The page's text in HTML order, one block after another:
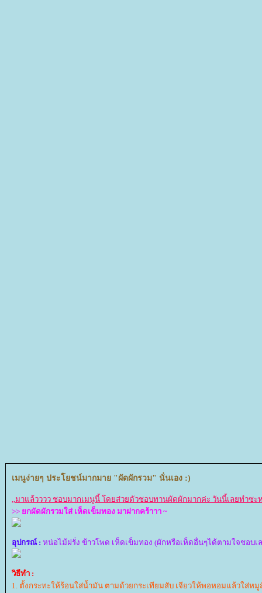
เมนูง่ายๆ ประโยชน์มากมาย "ผัดผักรวม" นั่นเอง :)
,,มาแล้วววว ชอบมากเมนูนี้ โดยส่วยตัวชอบทานผัดผักมากค่ะ วันนี้เลยทำซ
>> ยกผัดผักรวมใส่ เห็ดเข็มทอง มาฝากคร้าาา ~
อุปกรณ์ : หน่อไม้ฝรั่ง ข้าวโพด เห็ดเข็มทอง (ผักหรือเห็ดอื่นๆได้ตามใจชอบเ
วิธีทำ :
1. ตั้งกระทะให้ร้อนใส่น้ำมัน ตามด้วยกระเทียมสับ เจียวให้พอหอมแล้วใส่ห